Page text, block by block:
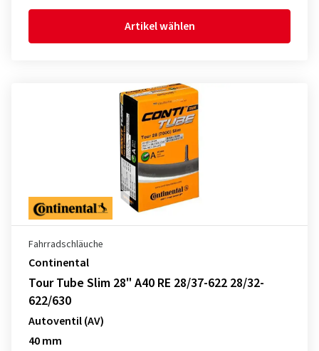
Artikel wählen
Fahrradschläuche
Continental
Tour Tube Slim 28" A40 RE 28/37-622 28/32-
622/630
Autoventil (AV)
40 mm